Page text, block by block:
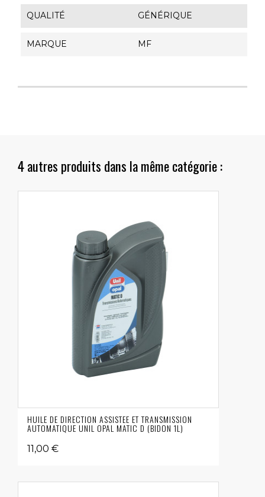
QUALITÉ GÉNÉRIQUE
MARQUE MF
4 autres produits dans la même catégorie :
HUILE DE DIRECTION ASSISTEE ET TRANSMISSION
AUTOMATIQUE UNIL OPAL MATIC D (BIDON 1L)
11,00 €